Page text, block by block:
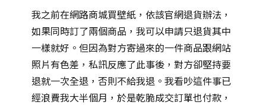
我之前在網路商城買壁紙，依該官網退貨辦法，
如果同時訂了兩個商品，我可以申請只退貨其中
一樣就好。但因為對方寄過來的一件商品跟網站
照片有色差，私訊反應了此事後，對方卻堅持要
退就一次全退，否則不給我退。我看吵這件事已
經浪費我大半個月，於是乾脆成交訂單也付款，